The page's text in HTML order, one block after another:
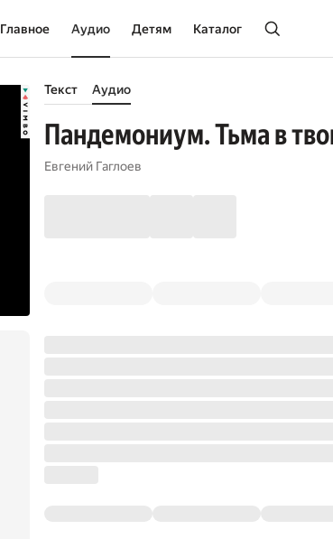
Главное Аудио Детям Каталог
Текст Аудио
Пандемониум. Тьма в
Евгений Гаглоев